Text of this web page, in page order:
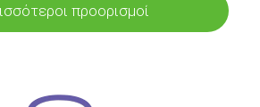
προορισμοί